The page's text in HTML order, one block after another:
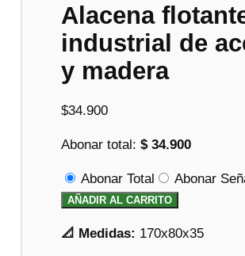
Alacena
industrial de
y madera
$34.900
Abonar total:$ 34.900
Abonar Total Abonar
AÑADIR AL CARRITO
📐 Medidas: 170x80x35